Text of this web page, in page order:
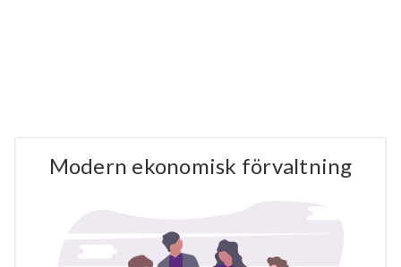
Modern ekonomisk förvaltning